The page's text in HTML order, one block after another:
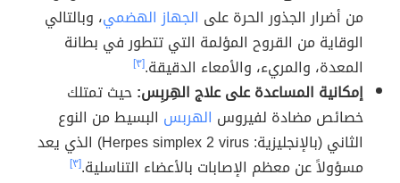
من أضرار الجذور الحرة على الجهاز الهضمي، وبالتالي
الوقاية من القروح المؤلمة التي تتطور في بطانة
المعدة، والمريء، والأمعاء الدقيقة.[٣]
إمكانية المساعدة على علاج الهِربِس:حيث تمتلك
خصائص مضادة لفيروس الهربس البسيط من النوع
الثاني (بالإنجليزية: Herpes simplex 2 virus) الذي يعد
مسؤولاً عن معظم الإصابات بالأعضاء التناسلية.[٣]